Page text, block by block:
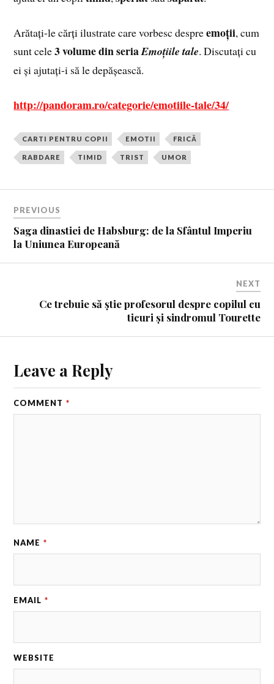
Arătați-le cărți ilustrate care vorbesc despreemoții, cum
sunt cele3 volume din seriaEmoțiile tale. Discutați cu
ei și ajutați-i să le depășească.
http://pandoram.ro/categorie/emotiile-tale/34/
CARTI PENTRU COPII EMOTII FRICĂ
RABDARE TIMID TRIST UMOR
PREVIOUS
Saga dinastiei de Habsburg: de la Sfântul Imperiu
la Uniunea Europeană
NEXT
Ce trebuie să știe profesorul despre copilul cu
ticuri și sindromul Tourette
Leave a Reply
COMMENT *
NAME *
EMAIL *
WEBSITE